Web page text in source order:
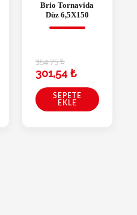
Brio Tornavida
Düz 6,5X150
354,75₺
301,54₺
SEPETE
EKLE